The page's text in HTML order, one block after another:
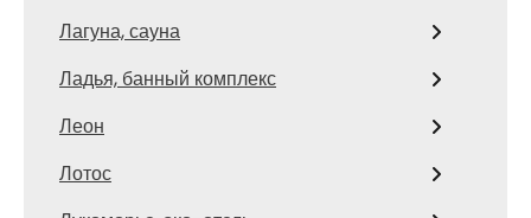
Лагуна, сауна
Ладья, банный комплекс
Леон
Лотос